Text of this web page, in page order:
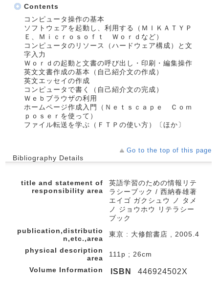
Contents
コンピュータ操作の基本
ソフトウェアを起動し、利用する（ＭＩＫＡＴＹＰ
Ｅ、Ｍｉｃｒｏｓｏｆｔ Ｗｏｒｄなど）
コンピュータのリソース（ハードウェア構成）と文
字入力
Ｗｏｒｄの起動と文書の呼び出し・印刷・編集操作
英文文書作成の基本（自己紹介文の作成）
英文エッセイの作成
コンピュータで書く（自己紹介文の完成）
Ｗｅｂブラウザの利用
ホームページ作成入門（Ｎｅｔｓｃａｐｅ Ｃｏｍ
ｐｏｓｅｒを使って）
ファイル転送を学ぶ（ＦＴＰの使い方）〔ほか〕
Go to the top of this page
Bibliography Details
title and statement of
responsibility area
英語学習のための情報リテ
ラシーブック / 西納春雄著
エイゴ ガクシュウ ノ タメ
ノ ジョウホウ リテラシー
ブック
publication,distributio
n,etc.,area
東京 : 大修館書店 , 2005.4
physical description
area
111p ; 26cm
Volume Information
ISBN 446924502X